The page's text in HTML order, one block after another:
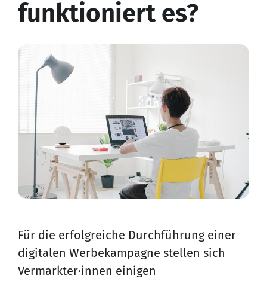
funktioniert es?
Für die erfolgreiche Durchführung einer
digitalen Werbekampagne stellen sich
Vermarkter·innen einigen